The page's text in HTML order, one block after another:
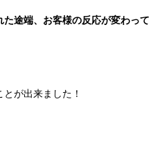
途端、お客様の反応が変わって
が出来ました！